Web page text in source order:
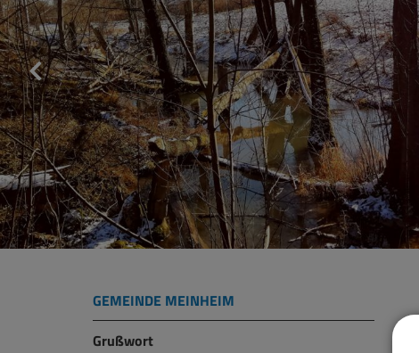
GEMEINDE MEINHEIM
Grußwort